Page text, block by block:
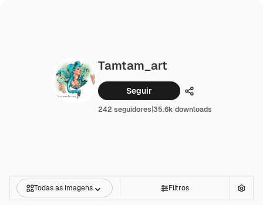
Tamtam_art
Seguir Compartilhar
242 seguidores|35.6k downloads
Todas as imagens Filtros